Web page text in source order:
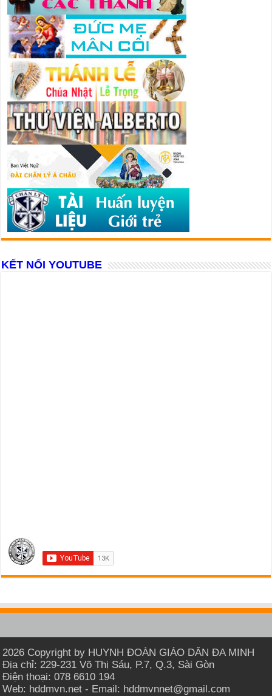
KẾT NỐI YOUTUBE
2026 Copyright by HUYNH ĐOÀN GIÁO DÂN ĐA MINH
Địa chỉ: 229-231 Võ Thị Sáu, P.7, Q.3, Sài Gòn
Điện thoại: 078 6610 194
Web: hddmvn.net - Email: hddmvnnet@gmail.com